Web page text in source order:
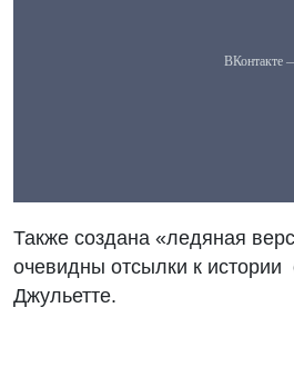
Также создана «ледяная
очевидны отсылки к истории
Джульетте.